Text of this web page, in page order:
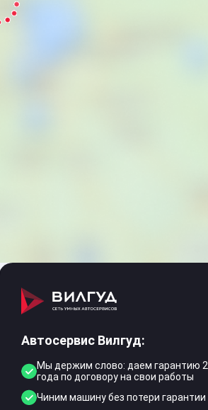
Автосервис Вилгуд:
Мы держим слово: даем гарантию 2
года по договору на свои работы
Чиним машину без потери гарантии